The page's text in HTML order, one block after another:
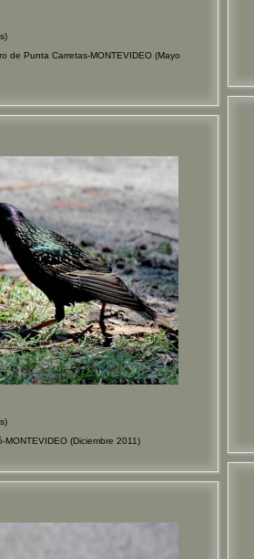
de Punta Carretas-MONTEVIDEO (Mayo
(Diciembre 2011)